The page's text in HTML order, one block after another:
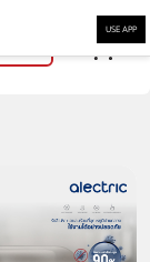
USE APP